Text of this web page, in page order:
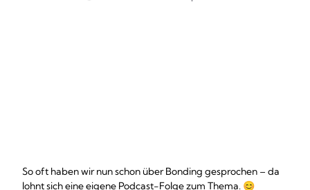
So oft haben wir nun schon über Bonding gesprochen – da
lohnt sich eine eigene Podcast-Folge zum Thema. 😊